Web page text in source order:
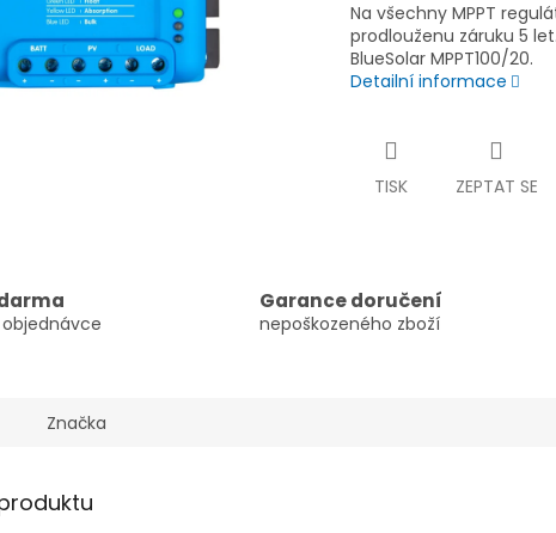
Na všechny MPPT
prodlouženu záruku 5
BlueSolar MPPT100/20.
Detailní informace
TISK ZEPTAT SE
objednávce
Garance doručení
nepoškozeného zboží
Značka